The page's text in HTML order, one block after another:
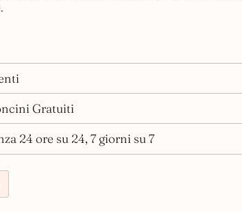
Gratuiti
24 ore su 24, 7 giorni su 7